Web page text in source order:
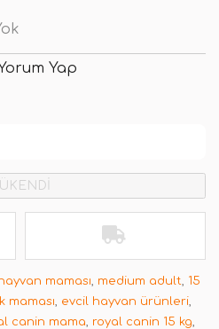
Yap
maması, medium adult, 15
maması, evcil hayvan ürünleri,
canin mama, royal canin 15 kg,